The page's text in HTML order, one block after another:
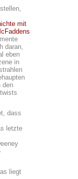
mit
daran,
eben
in
den
dass
letzte
liegt